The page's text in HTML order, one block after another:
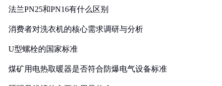
法兰PN25和PN16有什么区别
消费者对洗衣机的核心需求调研与分析
U型螺栓的国家标准
煤矿用电热取暖器是否符合防爆电气设备标准